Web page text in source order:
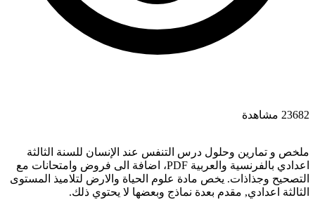
23682 مشاهدة
ملخص و تمارين وحلول درس التنفس عند الإنسان للسنة الثالثة
اعدادي بالفرنسية والعربية PDF، اضافة الى فروض وامتحانات مع
التصحيح وجذاذات. يخص مادة علوم الحياة والارض لتلاميذ المستوى
الثالثة اعدادي, مقدم بعدة نماذج وبعضها لا يحتوي ذلك.